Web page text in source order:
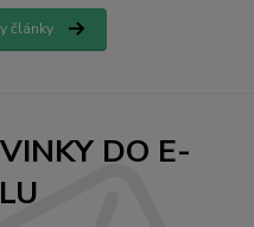
články
DO E-